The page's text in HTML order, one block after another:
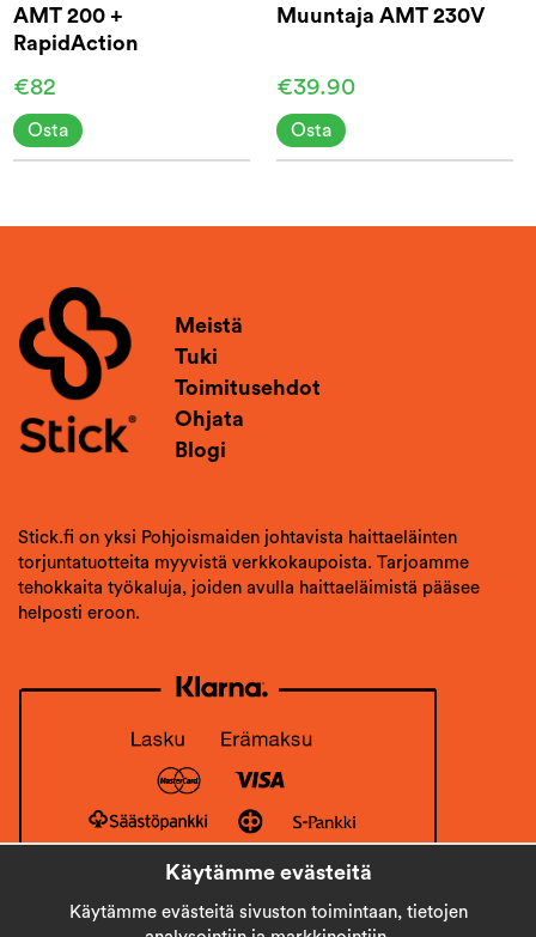
AMT 200 +
RapidAction
€82
Osta
Muuntaja AMT 230V
€39.90
Osta
Meistä
Tuki
Toimitusehdot
Ohjata
Blogi
Stick.fi on yksi Pohjoismaiden johtavista haittaeläinten
torjuntatuotteita myyvistä verkkokaupoista. Tarjoamme
tehokkaita työkaluja, joiden avulla haittaeläimistä pääsee
helposti eroon.
Käytämme evästeitä
Käytämme evästeitä sivuston toimintaan, tietojen